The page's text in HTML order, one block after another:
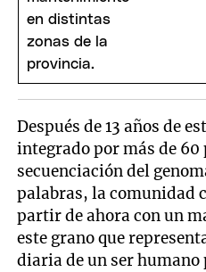
Después de 13 años de
integrado por más de 60
secuenciación del
palabras, la comunidad
partir de ahora con un
este grano que
diaria de un ser humano